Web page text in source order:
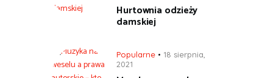
Hurtownia odzieży
damskiej
Popularne
18 sierpnia,
2021